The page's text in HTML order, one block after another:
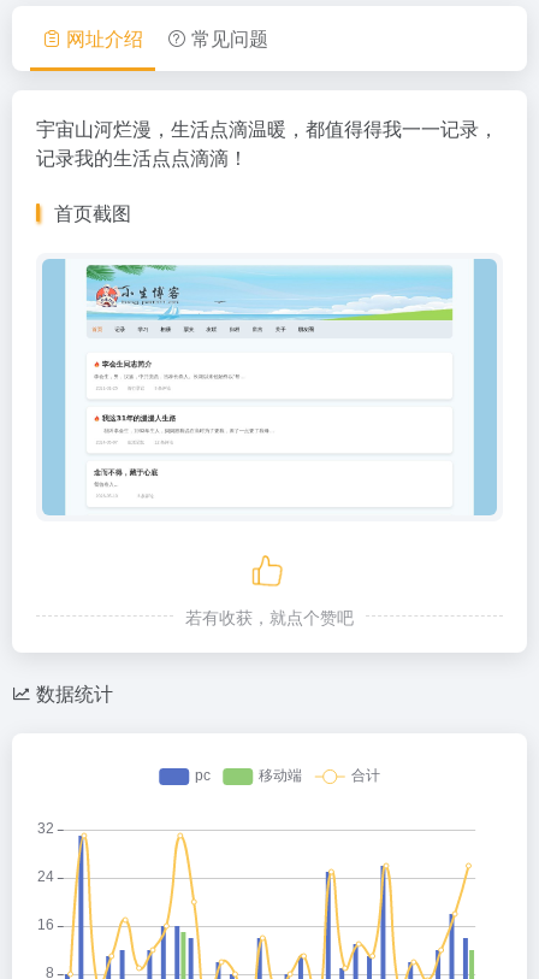
网址介绍 常见问题
宇宙山河烂漫，生活点滴温暖，都值得得我一一记录，
记录我的生活点点滴滴！
首页截图
若有收获，就点个赞吧
数据统计